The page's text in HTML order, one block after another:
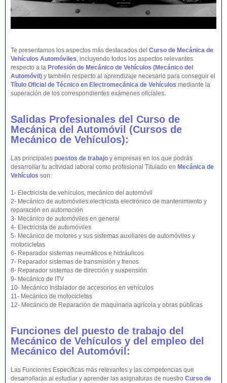
Te presentamos los aspectos más destacados del Curso de Mecánica de
Vehículos Automóviles, incluyendo todos los aspectos relevantes
respecto a la Profesión de Mecánico de Vehículos (Mecánico del
Automóvil) y también respecto al aprendizaje necesario para conseguir el
Título Oficial de Técnico en Electromecánica de Vehículos mediante la
superación de los correspondientes exámenes oficiales.
Salidas Profesionales del Curso de
Mecánica del Automóvil (Cursos de
Mecánico de Vehículos):
Las principales puestos de trabajo y empresas en los que podrás
desarrollar tu actividad laboral como profesional Titulado en Mecánica de
Vehículos son:
1- Electricista de vehículos, mecánico del automóvil
2- Mecánico de automóviles:electricista electrónico de mantenimiento y
reparación en automoción
3- Mecánico de automóviles en general
4- Electricista de automóviles
5- Mecánico de motores y sus sistemas auxiliares de automóviles y
motocicletas
6- Reparador sistemas neumáticos e hidráulicos
7- Reparador sistemas de transmisión y frenos
8- Reparador sistemas de dirección y suspensión
9- Mecánico de ITV
10- Mecánico Instalador de accesorios en vehículos
11- Mecánico de motocicletas
12- Mecánico de Reparación de maquinaria agrícola y obras públicas
Funciones del puesto de trabajo del
Mecánico de Vehículos y del empleo del
Mecánico del Automóvil:
Las Funciones Específicas más relevantes y las competencias que
desarrollarás al estudiar y aprender las asignaturas de nuestro Curso de